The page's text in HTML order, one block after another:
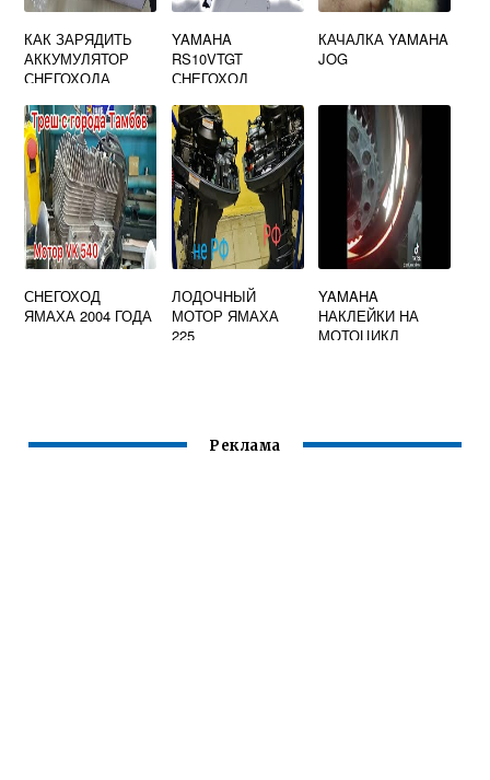
КАК ЗАРЯДИТЬ
АККУМУЛЯТОР
СНЕГОХОДА
540
YAMAHA
RS10VTGT
СНЕГОХОД
КАЧАЛКА YAMAHA
JOG
СНЕГОХОД
ЯМАХА 2004 ГОДА
ЛОДОЧНЫЙ
МОТОР ЯМАХА
225
YAMAHA
НАКЛЕЙКИ НА
МОТОЦИКЛ
Реклама